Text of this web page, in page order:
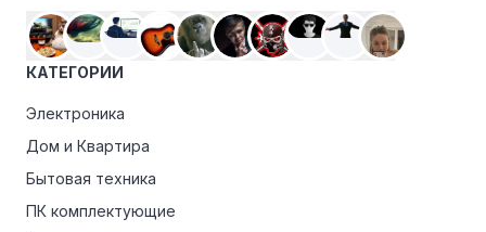
критериям, проверьте, предоставляет ли Ozon Fresh
эксклюзивные скидки для студентов, ветеранов или
пенсионеров.
КАТЕГОРИИ
Электроника
Дом и Квартира
Бытовая техника
ПК комплектующие